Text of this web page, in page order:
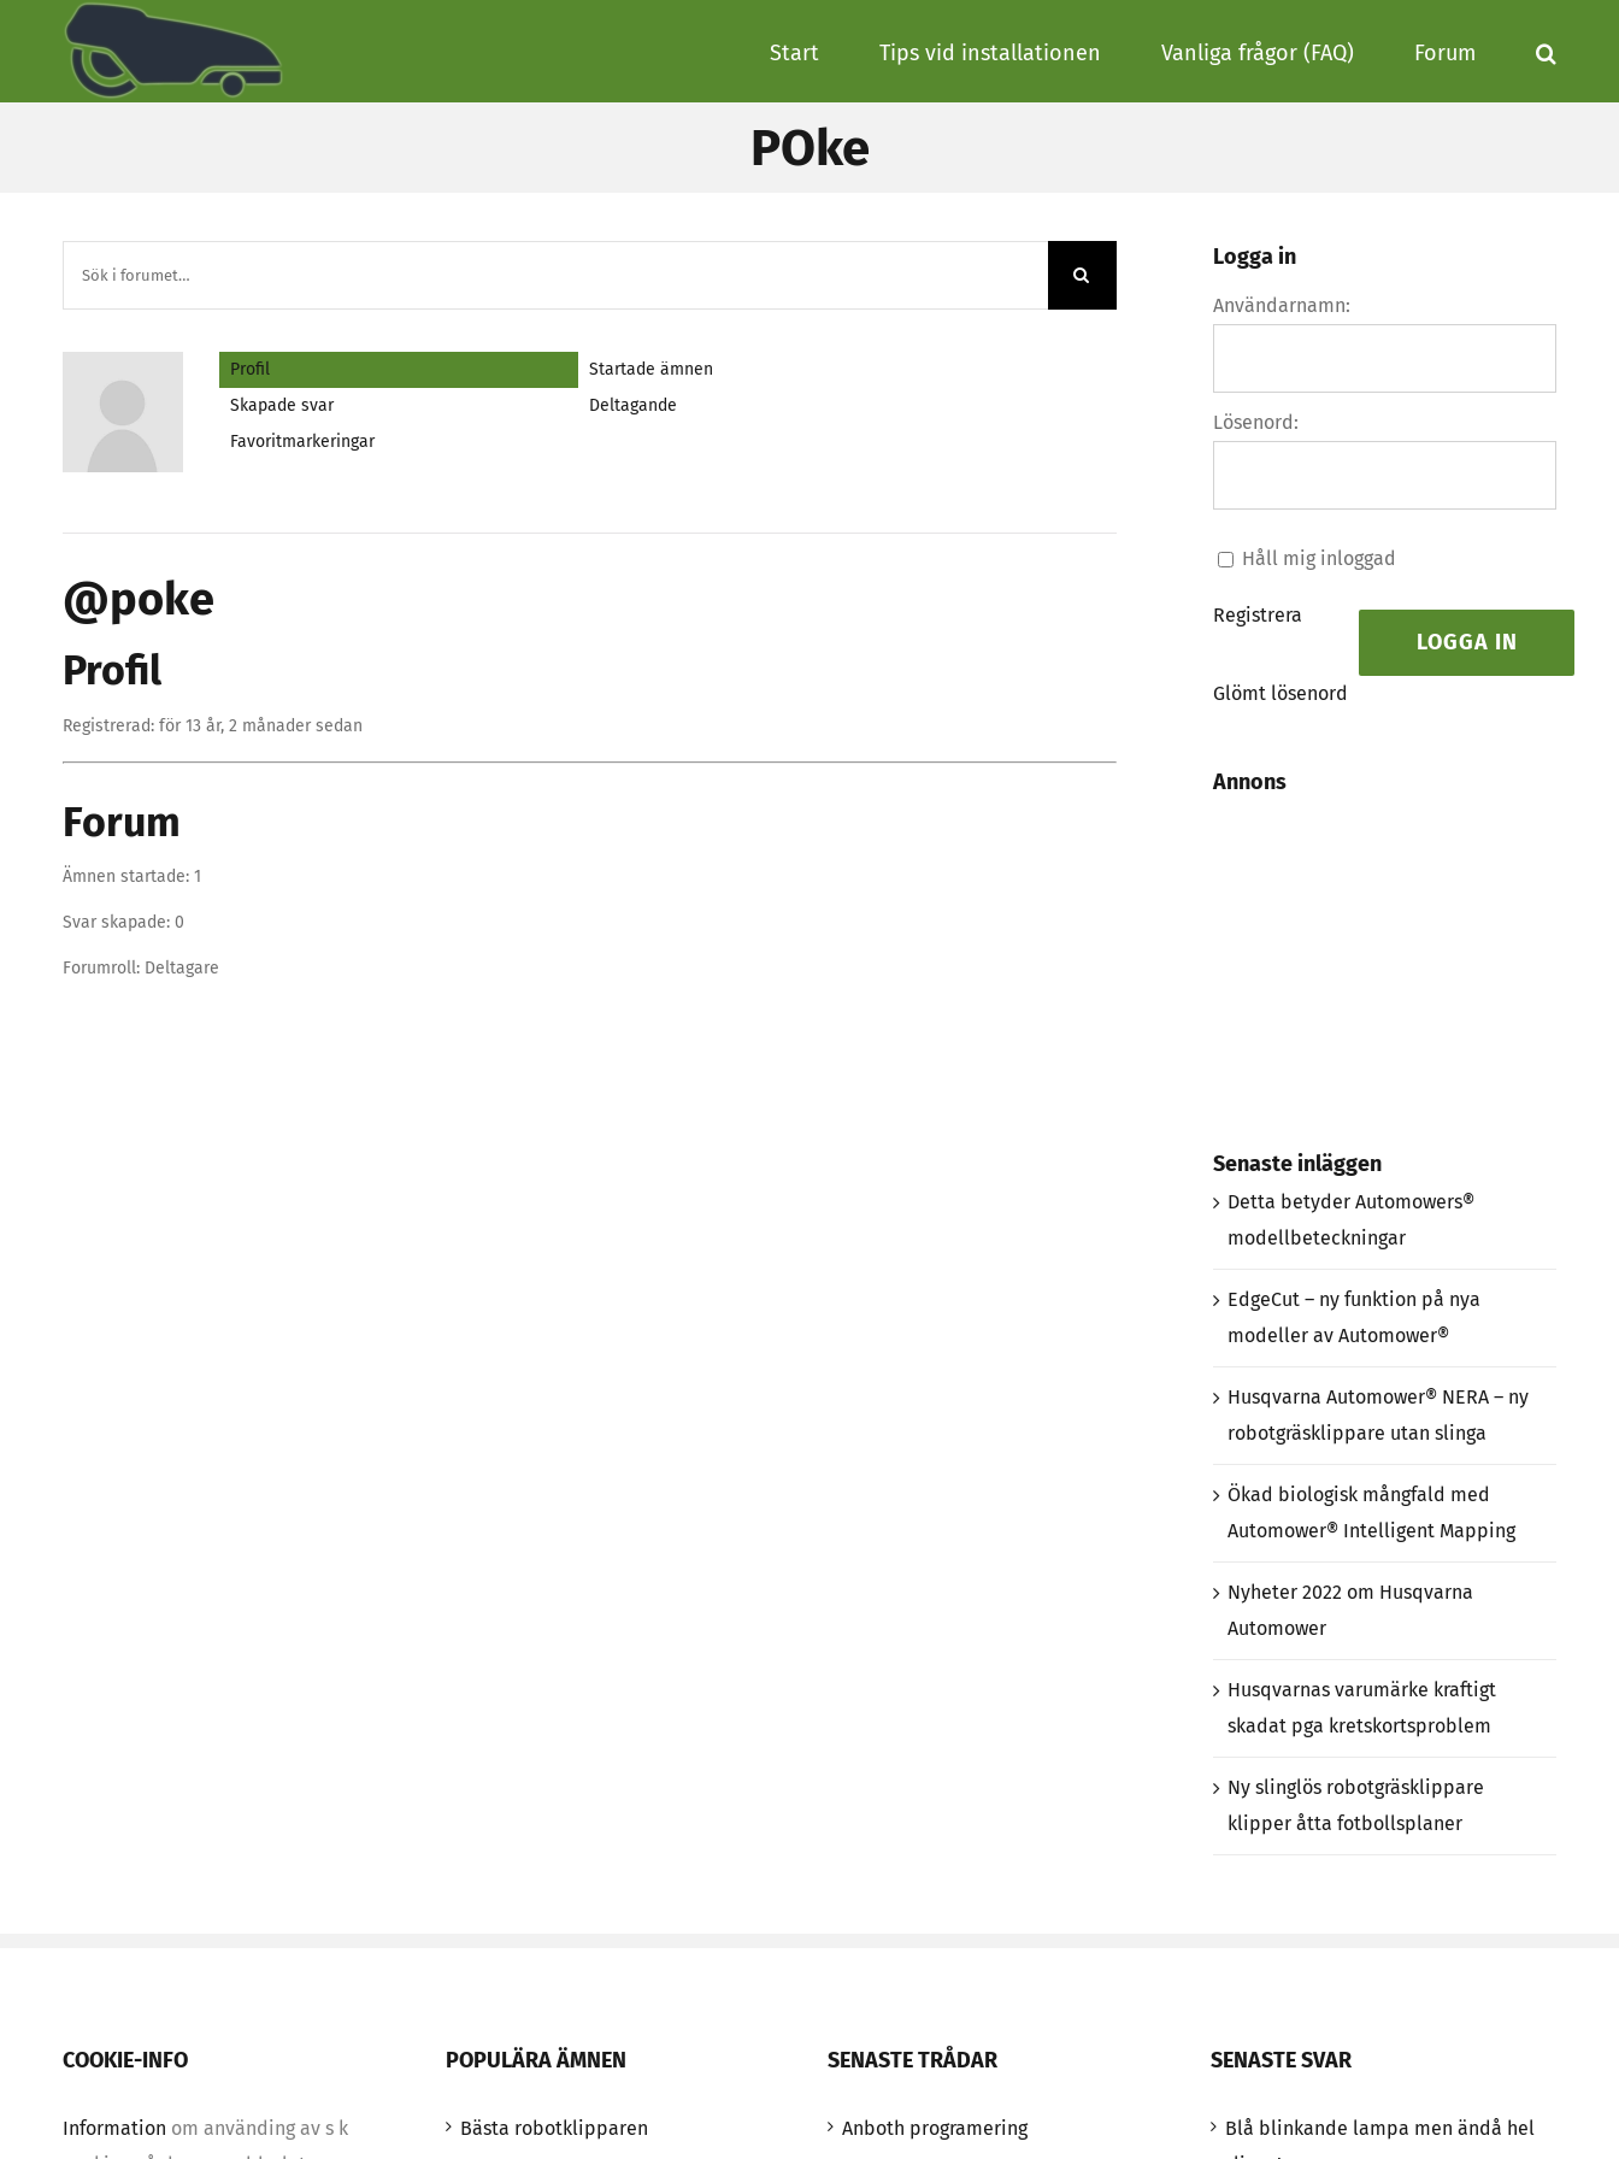
innehållet
Start Tips vid installationen Vanliga frågor (FAQ) Forum
POke
Profil
Startade ämnen
Skapade svar
Deltagande
Favoritmarkeringar
@poke
Profil
Registrerad: för 13 år, 2 månader sedan
Forum
Ämnen startade: 1
Svar skapade: 0
Forumroll: Deltagare
Logga in
Användarnamn:
Lösenord:
Håll mig inloggad
LOGGA IN
Registrera
Glömt lösenord
Annons
Senaste inläggen
Detta betyder Automowers®
modellbeteckningar
EdgeCut – ny funktion på nya
modeller av Automower®
Husqvarna Automower® NERA – ny
robotgräsklippare utan slinga
Ökad biologisk mångfald med
Automower® Intelligent Mapping
Nyheter 2022 om Husqvarna
Automower
Husqvarnas varumärke kraftigt
skadat pga kretskortsproblem
Ny slinglös robotgräsklippare
klipper åtta fotbollsplaner
COOKIE-INFO
Information om använding av s k
POPULÄRA ÄMNEN
Bästa robotklipparen
SENASTE TRÅDAR
Anboth programering
SENASTE SVAR
Blå blinkande lampa men ändå hel